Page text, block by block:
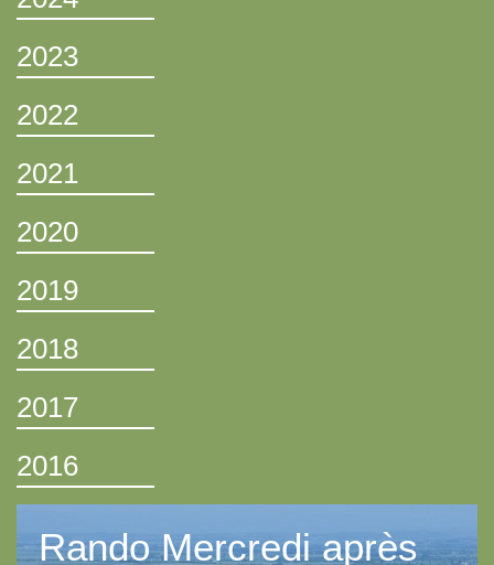
2023
2022
2021
2020
2019
2018
2017
2016
Rando Mercredi après